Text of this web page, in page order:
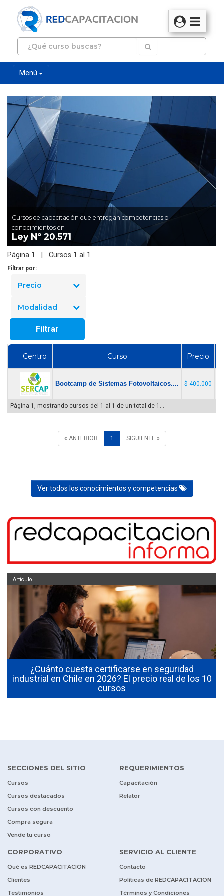
Menú
Cursos de capacitación que entregan competencias o
conocimientos en
Ley Nº 20.571
Página 1 | Cursos 1 al 1
Filtrar por:
Precio
Modalidad
Filtrar
Centro Curso Precio
Bootcamp de Sistemas Fotovoltaicos.... $ 400.000
Página 1, mostrando cursos del 1 al 1 de un total de 1. .
« ANTERIOR 1 SIGUIENTE »
Ver todos los conocimientos y competencias
¿Cuánto cuesta certificarse en seguridad
industrial en Chile en 2026? El precio real de los 10
cursos
Artículo
SECCIONES DEL SITIO
Cursos
Cursos destacados
Cursos con descuento
Compra segura
Vende tu curso
REQUERIMIENTOS
Capacitación
Relator
CORPORATIVO
Qué es REDCAPACITACION
Clientes
Testimonios
SERVICIO AL CLIENTE
Contacto
Políticas de REDCAPACITACION
Términos y Condiciones